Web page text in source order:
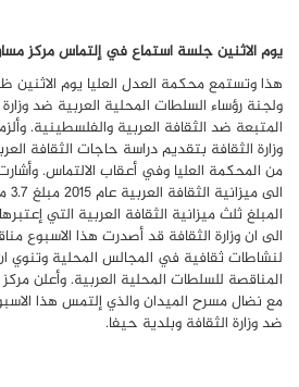
يوم الاثنين جلسة استماع في إلتماس مركز
هذا وتستمع محكمة العدل العليا يوم الاثنين
ولجنة رؤساء السلطات المحلية العربية ضد
المتبعة ضد الثقافة العربية والفلسطينية.
وزارة الثقافة بتقديم دراسة حاجات الثقافة
من المحكمة العليا وفي أعقاب الالتماس.
الى
المبلغ ثلث ميزانية الثقافة العربية التي
الى ان وزارة الثقافة قد أصدرت هذا الاسبوع
المناقصة للسلطات المحلية العربية. وأعلن
مع نضال مسرح الميدان والذي إلتمس هذا
ضد وزارة الثقافة وبلدية حيفا.